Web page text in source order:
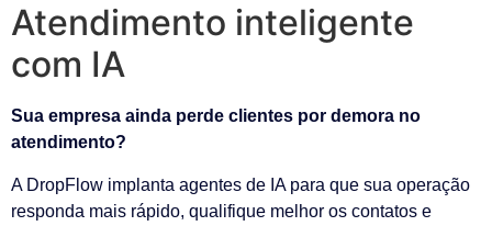
Atendimento inteligente
com IA
Sua empresa ainda perde clientes por demora no
atendimento?
A DropFlow implanta agentes de IA para que sua operação
responda mais rápido, qualifique melhor os contatos e